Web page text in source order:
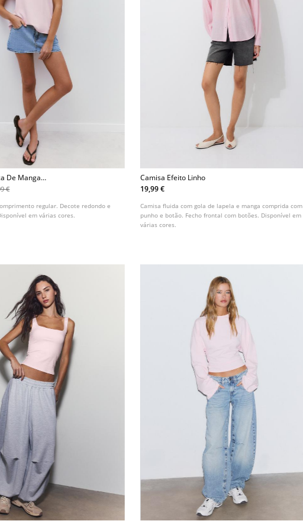
De Manga
€
regular. Decote redondo e
em várias cores.
Camisa Efeito Linho
19,99 €
Camisa fluida com gola de lapela e manga comprida com
punho e botão. Fecho frontal com botões. Disponível em
várias cores.